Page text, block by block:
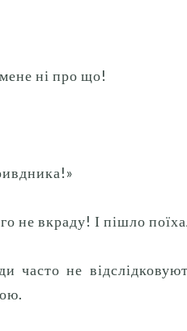
ні про що!
не вкраду! І пішло
часто не